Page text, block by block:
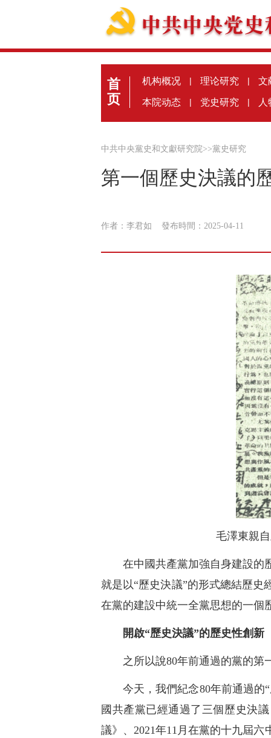
首
页
机构概况 | 理论研究 | 文
本院动态 | 党史研究 |
中共中央黨史和文獻研究院>>黨史研究
第一個歷史決議的
作者：李君如 發布時間：2025-04-11
毛澤東親
在中國共產黨加強自身建設的
就是以“歷史決議”的形式總結歷
在黨的建設中統一全黨思想的一個
開啟“歷史決議”的歷史性創新
之所以說80年前通過的黨的第
今天，我們紀念80年前通過的
國共產黨已經通過了三個歷史決
議》、2021年11月在黨的十九屆